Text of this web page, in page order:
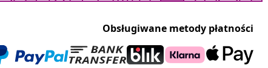
Obsługiwane metody płatności